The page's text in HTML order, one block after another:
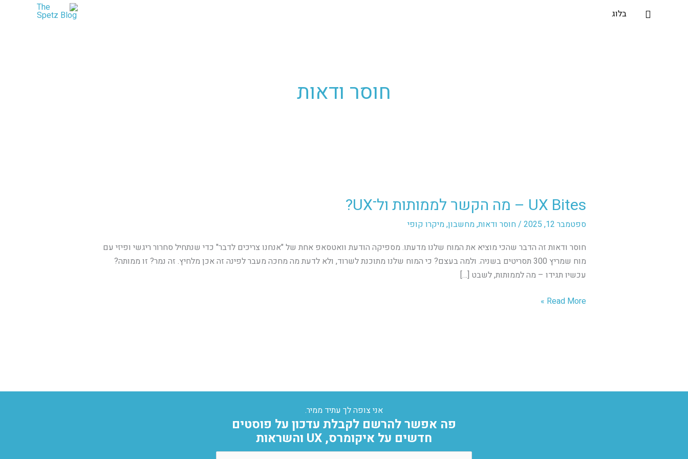
חיפושבלוג
חוסר ודאות
UX Bites – מה הקשר לממותות ול־UX?
ספטמבר 12, 2025 /חוסר ודאות,מחשבון,מיקרו קופי
חוסר ודאות זה הדבר שהכי מוציא את המוח שלנו מדעתו. מספיקה הודעת וואטסאפ אחת של "אנחנו צריכים לדבר" כדי שנתחיל סחרור ריגשי ופיזי עם
מוח שמריץ 300 תסריטים בשניה. ולמה בעצם? כי המוח שלנו מתוכנת לשרוד, ולא לדעת מה מחכה מעבר לפינה זה אכן מלחיץ. זה נמר? זו ממותה?
עכשיו תגידו – מה לממותות, לשבט […]
–
לממותות
ול־UX?
Read More »
אני צופה לך עתיד ממיר.
פה אפשר להרשם לקבלת עדכון על פוסטים
חדשים על איקומרס, UX והשראות